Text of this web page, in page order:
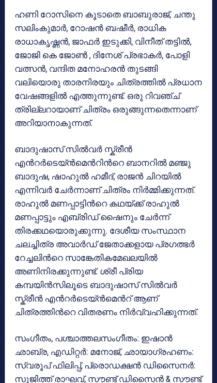
ഹണി റോസിനെ കൂടാതെ ബാബുരാജ്‌, ചന്തു
സലിംകുമാര്‍, റോഷന്‍ ബഷീര്‍, രാധിക
രാധാകൃഷ്ണന്‍, ജാഫര്‍ ഇടുക്കി, വിനീത് തട്ടില്‍,
ജോജി കെ ജോൺ , ദിനേശ് പ്രഭാകര്‍, പോളി
വത്സൻ, വന്ദിത മനോഹരന്‍ തുടങ്ങി
വലിയൊരു താരനിരയും ചിത്രത്തില്‍ പ്രധാന
വേഷങ്ങളില്‍ എത്തുന്നുണ്ട്. ഒരു റിവ‌ഞ്ച്
ത്രില്ലറായാണ് ചിത്രം ഒരുങ്ങുന്നതെന്നാണ്
അറിയാനാകുന്നത്.
ബാദുഷാസ് സിൽവർ സ്ക്രീൻ
എന്‍റർടെയ്ൻമെന്‍റിന്‍റെ ബാനറില്‍ മഞ്ജു
ബാദുഷ, ഷാഹുൽ ഹമീദ്, രാജന്‍ ചിറയിൽ
എന്നിവർ ചേര്‍ന്നാണ് ചിത്രം നിർമ്മിക്കുന്നത്.
രാഹുൽ മണപ്പാട്ടിന്‍റെ കഥയ്ക്ക് രാഹുൽ
മണപ്പാട്ടും എബ്രിഡ് ഷൈനും ചേർന്ന്
തിരക്കഥയൊരുക്കുന്നു. ദേശീയ സംസ്ഥാന
ചലച്ചിത്ര അവാർഡ് ജേതാക്കളായ പ്രഗത്ഭർ
റേച്ചലിന്‍റെ സാങ്കേതികമേഖലയിൽ
അണിനിരക്കുന്നുണ്ട്. ശ്രീ പ്രിയ
കമ്പയിൻസിലൂടെ ബാദുഷാസ് സിൽവർ
സ്ക്രീൻ എന്‍റർടെയ്ൻമെന്‍റ് ആണ്
ചിത്രത്തിന്‍റെ വിതരണം നിർവ്വഹിക്കുന്നത്.
സംഗീതം, പശ്ചാത്തലസംഗീതം: ഇഷാൻ
ഛാബ്ര, എഡിറ്റർ: മനോജ്, ഛായാഗ്രഹണം:
സ്വരൂപ് ഫിലിപ്പ്, പ്രൊഡക്ഷൻ ഡിസൈനർ:
സുജിത്ത് രാഘവ്, സൗണ്ട് ഡിസൈൻ & സൗണ്ട്